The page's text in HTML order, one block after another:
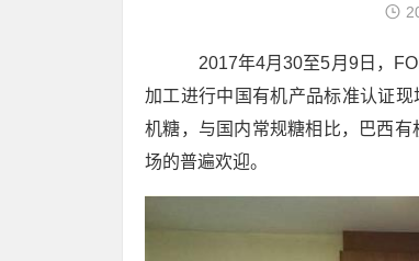
2017年4月30至5月9日，
加工进行中国有机产品标准认证
机糖，与国内常规糖相比，巴西
场的普遍欢迎。